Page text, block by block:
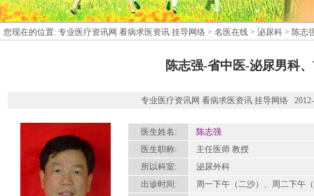
您现在的位置: 专业医疗资讯网 看病求医资讯 挂导网络 > 名医在线 > 泌尿科 > 陈志
陈志强-省中医-泌尿男科
专业医疗资讯网 看病求医资讯 挂导网络
医生姓名:
陈志强
医生职称:
主任医师 教授
所以科室:
泌尿外科
出诊时间:
周一下午（二沙）、周二下午